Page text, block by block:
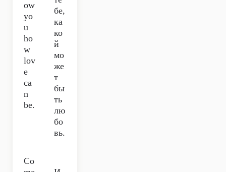
ow
yo
u
ho
w
lov
e
ca
n
be.
бе,
ка
ко
й
мо
же
т
бы
ть
лю
бо
вь.
Co